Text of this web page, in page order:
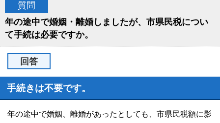
質問
年の途中で婚姻・離婚しましたが、市県民税につい
て手続は必要ですか。
回答
手続きは不要です。
年の途中で婚姻、離婚があったとしても、市県民税額に影